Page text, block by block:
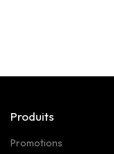
Produits
Promotions